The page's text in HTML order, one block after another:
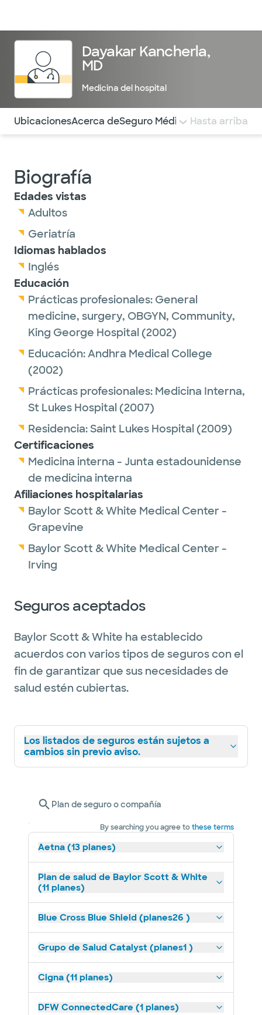
Dayakar Kancherla,
MD
Medicina del hospital
Utilice esta navegación para saltar rápidamente a
UbicacionesAcerca deSeguro Médico COMENTARIOS
Hasta arriba
Biografía
Edades vistas
Adultos
Geriatría
Idiomas hablados
Inglés
Educación
Prácticas profesionales: General
medicine, surgery, OBGYN, Community,
King George Hospital (2002)
Educación:Andhra Medical College
(2002)
Prácticas profesionales: Medicina Interna,
St Lukes Hospital (2007)
Residencia:Saint Lukes Hospital (2009)
Certificaciones
Medicina interna - Junta estadounidense
de medicina interna
Afiliaciones hospitalarias
Baylor Scott & White Medical Center -
Grapevine
Baylor Scott & White Medical Center -
Irving
Seguros aceptados
Baylor Scott & White ha establecido
acuerdos con varios tipos de seguros con el
fin de garantizar que sus necesidades de
salud estén cubiertas.
Los listados de seguros están sujetos a
cambios sin previo aviso.
Plan de seguro o compañía
By searching you agree tothese terms
Aetna (13 planes)
Plan de salud de Baylor Scott & White
(11 planes)
Blue Cross Blue Shield (planes26 )
Grupo de Salud Catalyst (planes1 )
Cigna (11 planes)
DFW ConnectedCare (1 planes)